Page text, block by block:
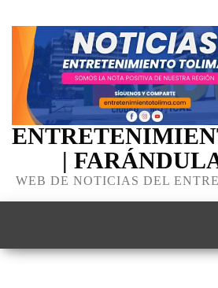
|
WEB DE NOTICIAS DEL